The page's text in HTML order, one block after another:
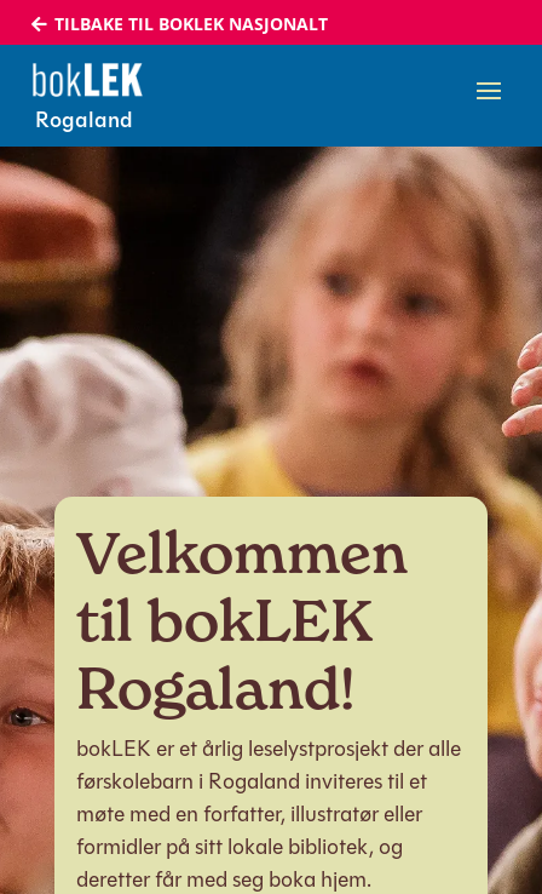
TILBAKE TIL BOKLEK NASJONALT
Rogaland
Velkommen
til bokLEK
Rogaland!
bokLEK er et årlig leselystprosjekt der alle
førskolebarn i Rogaland inviteres til et
møte med en forfatter, illustratør eller
formidler på sitt lokale bibliotek, og
deretter får med seg boka hjem.